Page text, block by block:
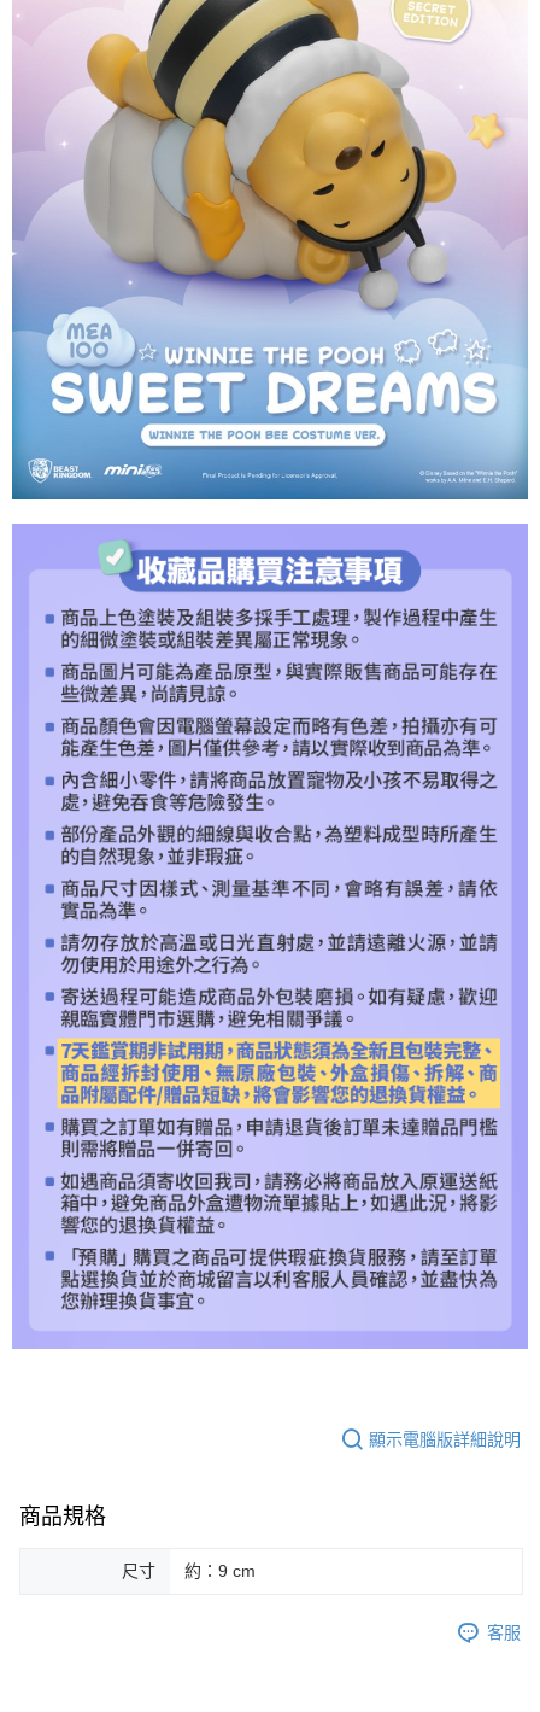
顯示電腦版詳細說明
商品規格
尺寸 約：9 cm
客服